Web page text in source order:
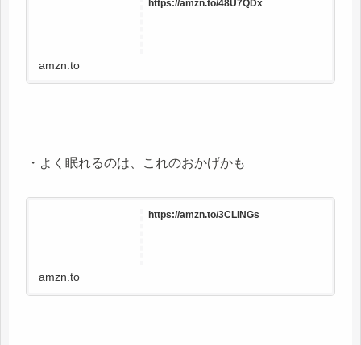
https://amzn.to/48U7QDx
amzn.to
・よく眠れるのは、これのおかげかも
https://amzn.to/3CLINGs
amzn.to